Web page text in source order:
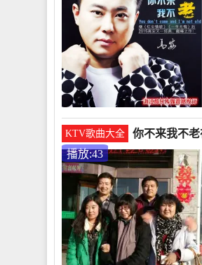
KTV歌曲大全
你不来我不
播放:43